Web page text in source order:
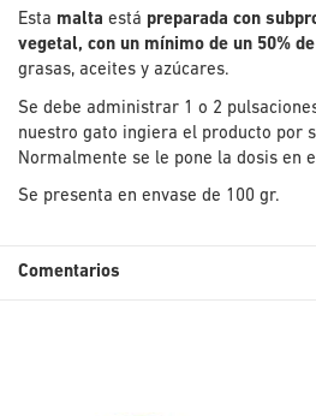
Esta malta está preparada con
vegetal, con un mínimo de un 50%
grasas, aceites y azúcares.
Se debe administrar 1 o 2
nuestro gato ingiera el producto por
Normalmente se le pone la dosis en
Se presenta en envase de 100 gr.
Comentarios